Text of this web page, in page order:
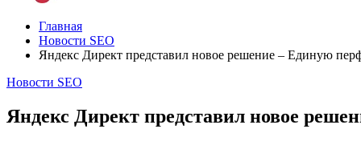
Главная
Новости SEO
Яндекс Директ представил новое решение – Единую
Новости SEO
Яндекс Директ представил новое